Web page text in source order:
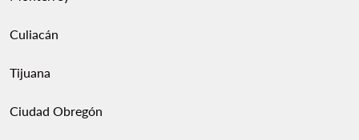
Culiacán
Tijuana
Ciudad Obregón